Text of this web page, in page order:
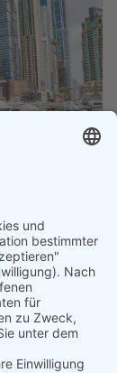
auf